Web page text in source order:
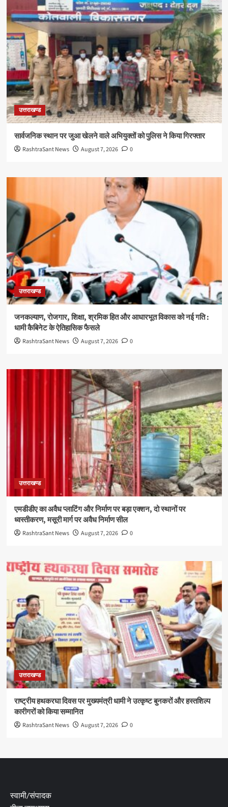
उत्तराखण्ड
सार्वजनिक स्थान पर जुआ खेलने वाले अभियुक्तों को पुलिस ने किया गिरफ्तार
RashtraSant News August 7, 2026 0
उत्तराखण्ड
जनकल्याण, रोजगार, शिक्षा, श्रमिक हित और आधारभूत विकास को नई गति :
धामी कैबिनेट के ऐतिहासिक फैसले
RashtraSant News August 7, 2026 0
उत्तराखण्ड
एमडीडीए का अवैध प्लाटिंग और निर्माण पर बड़ा एक्शन, दो स्थानों पर
ध्वस्तीकरण, मसूरी मार्ग पर अवैध निर्माण सील
RashtraSant News August 7, 2026 0
उत्तराखण्ड
राष्ट्रीय हथकरघा दिवस पर मुख्यमंत्री धामी ने उत्कृष्ट बुनकरों और हस्तशिल्प
कारीगरों को किया सम्मानित
RashtraSant News August 7, 2026 0
स्वामी/संपादक